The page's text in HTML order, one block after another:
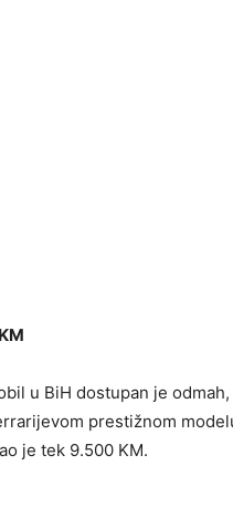
u BiH dostupan je
prestižnom
je tek 9.500 KM.